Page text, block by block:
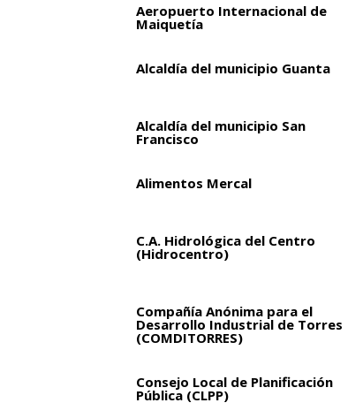
Aeropuerto Internacional de
Maiquetía
Alcaldía del municipio Guanta
Alcaldía del municipio San
Francisco
Alimentos Mercal
C.A. Hidrológica del Centro
(Hidrocentro)
Compañía Anónima para el
Desarrollo Industrial de Torres
(COMDITORRES)
Consejo Local de Planificación
Pública (CLPP)